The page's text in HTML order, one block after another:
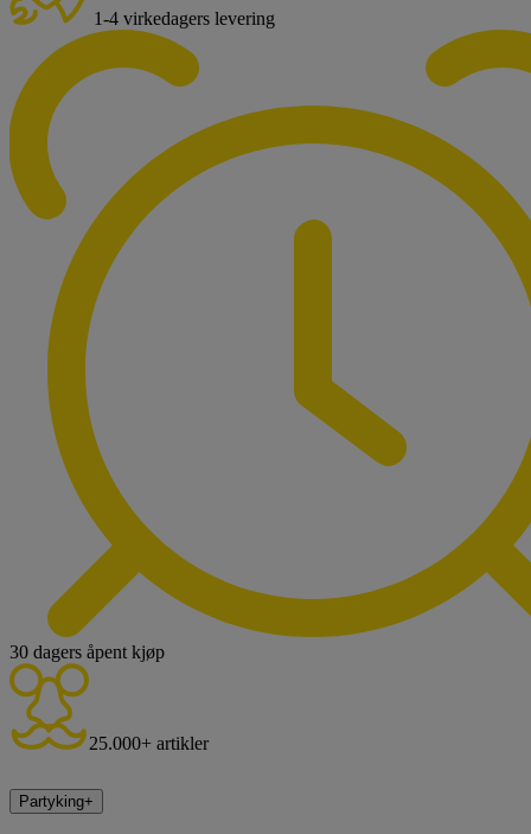
1-4 virkedagers levering
30 dagers åpent kjøp
25.000+ artikler
Partyking+